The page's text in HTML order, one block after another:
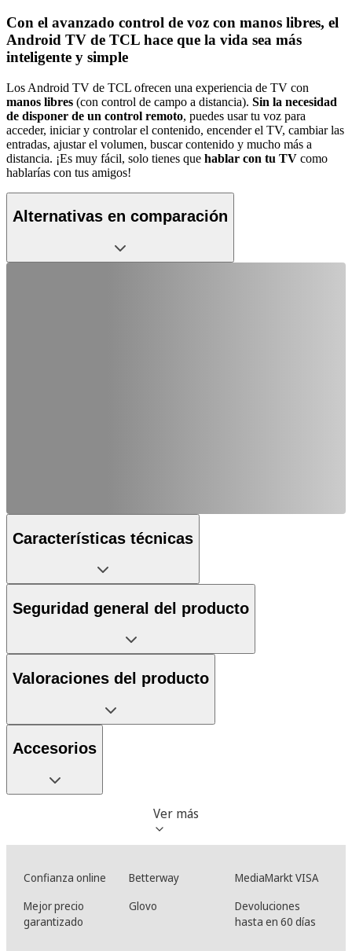
Con el avanzado control de voz con manos libres, el
Android TV de TCL hace que la vida sea más
inteligente y simple
Los Android TV de TCL ofrecen una experiencia de TV con
manos libres (con control de campo a distancia). Sin la necesidad
de disponer de un control remoto, puedes usar tu voz para
acceder, iniciar y controlar el contenido, encender el TV, cambiar las
entradas, ajustar el volumen, buscar contenido y mucho más a
distancia. ¡Es muy fácil, solo tienes que hablar con tu TV como
hablarías con tus amigos!
Alternativas en comparación
Características técnicas
Seguridad general del producto
Valoraciones del producto
Accesorios
Ver más
Confianza online Betterway
MediaMarkt VISA
Mejor precio
garantizado
Glovo
Devoluciones
hasta en 60 días